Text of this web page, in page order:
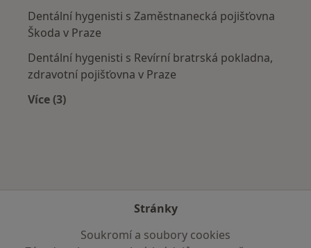
Dentální hygenisti s Zaměstnanecká pojišťovna
Škoda v Praze
Dentální hygenisti s Revírní bratrská pokladna,
zdravotní pojišťovna v Praze
Více (3)
Stránky
Soukromí a soubory cookies